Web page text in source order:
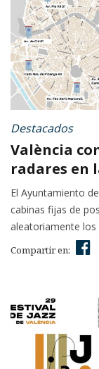
Destacados
València
radares en
El Ayuntamiento
cabinas fijas de
aleatoriamente los
Compartir en: